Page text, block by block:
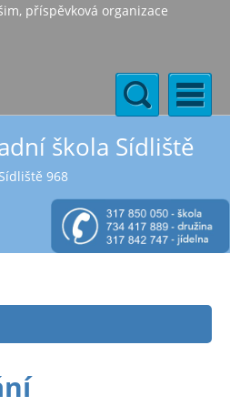
příspěvková organizace
škola Sídliště
968